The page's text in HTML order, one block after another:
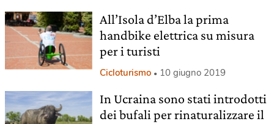
All’Isola d’Elba la prima
handbike elettrica su misura
per i turisti
Cicloturismo 10 giugno 2019
In Ucraina sono stati introdotti
dei bufali per rinaturalizzare il